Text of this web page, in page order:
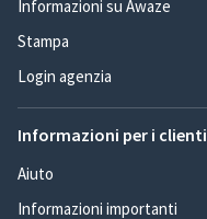
Informazioni su Awaze
Stampa
Login agenzia
Informazioni per i clienti
Aiuto
Informazioni importanti